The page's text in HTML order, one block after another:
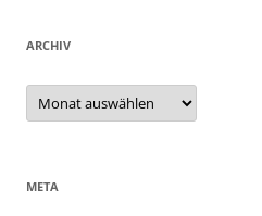
ARCHIV
Archiv
META